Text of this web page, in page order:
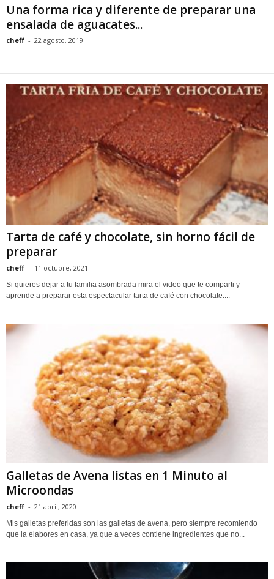
Una forma rica y diferente de preparar una
ensalada de aguacates...
cheff - 22 agosto, 2019
Tarta de café y chocolate, sin horno fácil de
preparar
cheff - 11 octubre, 2021
Si quieres dejar a tu familia asombrada mira el video que te comparti y
aprende a preparar esta espectacular tarta de café con chocolate....
Galletas de Avena listas en 1 Minuto al
Microondas
cheff - 21 abril, 2020
Mis galletas preferidas son las galletas de avena, pero siempre recomiendo
que la elabores en casa, ya que a veces contiene ingredientes que no...